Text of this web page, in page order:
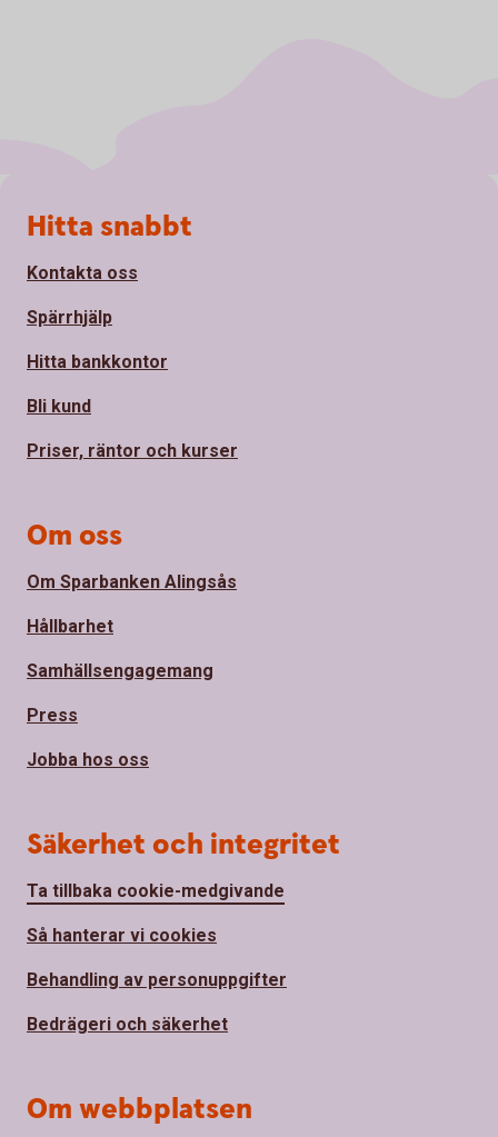
Sidfot
Hitta snabbt
Kontakta oss
Spärrhjälp
Hitta bankkontor
Bli kund
Priser, räntor och kurser
Om oss
Om Sparbanken Alingsås
Hållbarhet
Samhällsengagemang
Press
Jobba hos oss
Säkerhet och integritet
Ta tillbaka cookie-medgivande
Så hanterar vi cookies
Behandling av personuppgifter
Bedrägeri och säkerhet
Om webbplatsen